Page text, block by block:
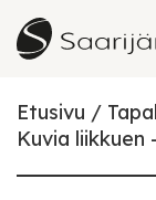
Skip to content
Etusivu
Kuvia liikkuen